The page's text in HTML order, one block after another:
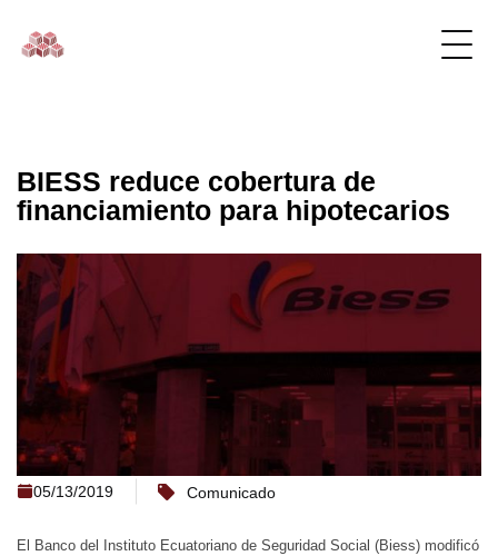
BIESS reduce cobertura de
financiamiento para hipotecarios
05/13/2019 Comunicado
El Banco del Instituto Ecuatoriano de Seguridad Social (Biess) modificó